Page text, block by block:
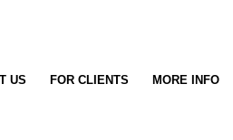
US FOR CLIENTS MORE INFO